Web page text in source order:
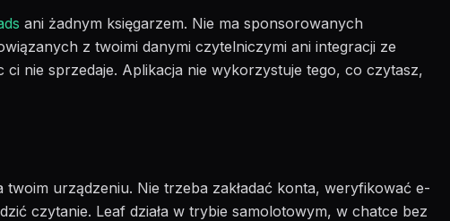
ani żadnym księgarzem. Nie ma sponsorowanych
z twoimi danymi czytelniczymi ani integracji ze
ci nie sprzedaje. Aplikacja nie wykorzystuje tego, co czytasz,
urządzeniu. Nie trzeba zakładać konta, weryfikować e-
czytanie. Leaf działa w trybie samolotowym, w chatce bez